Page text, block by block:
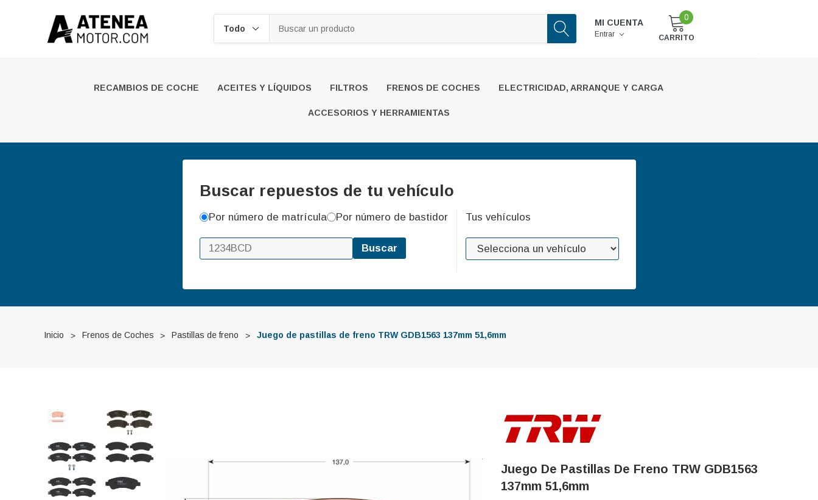
MI CUENTA
Entrar
0
CARRITO
RECAMBIOS DE COCHE ACEITES Y LÍQUIDOS FILTROS FRENOS DE COCHES ELECTRICIDAD, ARRANQUE Y CARGA
ACCESORIOS Y HERRAMIENTAS
Buscar repuestos de tu vehículo
Por número de matrícula Por número de bastidor
Buscar
Tus vehículos
Inicio Frenos de Coches Pastillas de freno Juego de pastillas de freno TRW GDB1563 137mm 51,6mm
Juego De Pastillas De Freno TRW GDB1563
137mm 51,6mm